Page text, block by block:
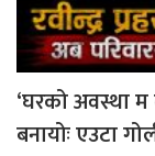
‘घरको अवस्था म
बनायोः एउटा